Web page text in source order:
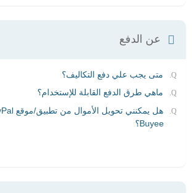
عن الدفع
متى يجب علي دفع التكاليف؟
ماهي طرق الدفع القابلة للإستخدام؟
Buyee؟